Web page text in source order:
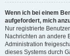
Wenn ich bei einem
aufgefordert, mich
Nur registrierte
Nachrichten an andere
Administration
dieses Systems durch